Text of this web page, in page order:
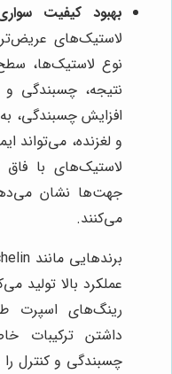
بهبود کیفیت
لاستیک‌های
نوع لاستیک‌ها،
نتیجه، چسبندگی و
افزایش چسبندگی،
و لغزنده، می‌تواند
لاستیک‌های با فاق
جهت‌ها نشان
می‌کنند.
عملکرد بالا تولید
رینگ‌های اسپرت
داشتن ترکیبات
چسبندگی و کنترل